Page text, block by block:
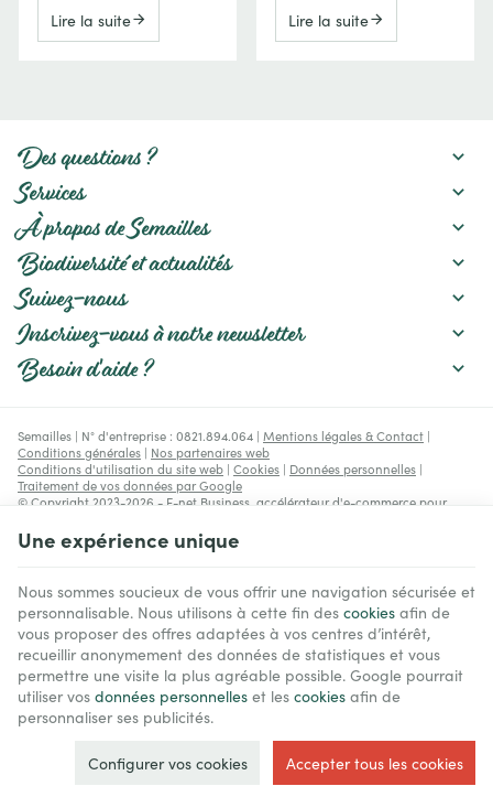
de froid ralentit la
croissance, tandis que les
permet de mieux
interpréter les réactions de
vos plants et d’adapter
votre conduite au fil de la
saison.
Lire la suite
parfois l'amertume ou la
montée en graines, mais
Lire la suite
Des questions ?
Services
À propos de Semailles
Biodiversité et actualités
Suivez-nous
Inscrivez-vous à notre newsletter
Besoin d'aide ?
Semailles | N° d'entreprise : 0821.894.064 | Mentions légales & Contact |
Conditions générales | Nos partenaires web
Conditions d'utilisation du site web | Cookies | Données personnelles |
Traitement de vos données par Google
© Copyright 2023-2026 - E-net Business , accélérateur d'e-commerce pour
Une expérience unique
Nous sommes soucieux de vous offrir une navigation sécurisée et
personnalisable. Nous utilisons à cette fin des cookies afin de
vous proposer des offres adaptées à vos centres d’intérêt,
recueillir anonymement des données de statistiques et vous
permettre une visite la plus agréable possible. Google pourrait
utiliser vos données personnelles et les cookies afin de
personnaliser ses publicités.
Configurer vos cookies Accepter tous les cookies